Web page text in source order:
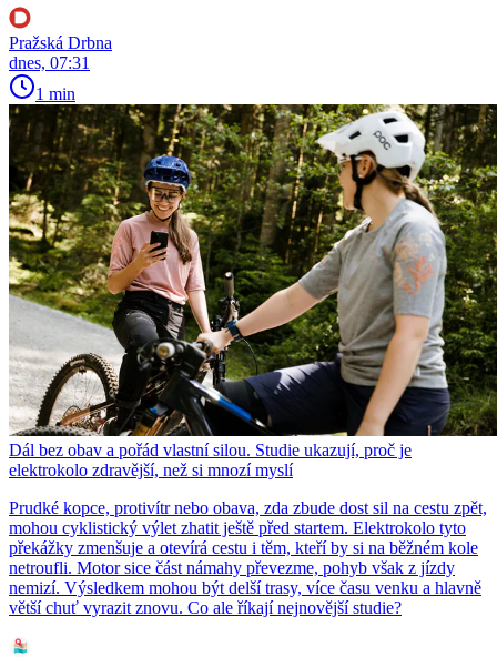
Pražská Drbna
dnes, 07:31
1 min
Dál bez obav a pořád vlastní silou. Studie ukazují, proč je
elektrokolo zdravější, než si mnozí myslí
Prudké kopce, protivítr nebo obava, zda zbude dost sil na cestu zpět,
mohou cyklistický výlet zhatit ještě před startem. Elektrokolo tyto
překážky zmenšuje a otevírá cestu i těm, kteří by si na běžném kole
netroufli. Motor sice část námahy převezme, pohyb však z jízdy
nemizí. Výsledkem mohou být delší trasy, více času venku a hlavně
větší chuť vyrazit znovu. Co ale říkají nejnovější studie?